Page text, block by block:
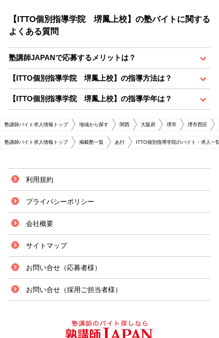
【ITTO個別指導学院 堺鳳上校】の塾バイトに関する
よくある質問
塾講師JAPANで応募するメリットは？
【ITTO個別指導学院 堺鳳上校】の指導方法は？
【ITTO個別指導学院 堺鳳上校】の指導学年は？
塾講師バイト求人情報トップ 地域から探す 関西 大阪府 堺市 堺市西区
塾講師バイト求人情報トップ 掲載塾一覧 あ行 ITTO個別指導学院のバイト・求人一
利用規約
プライバシーポリシー
会社概要
サイトマップ
お問い合せ（応募者様）
お問い合せ（採用ご担当者様）